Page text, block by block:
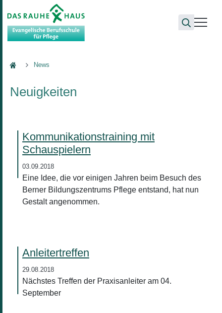
Berufsschule
News
Neuigkeiten
Kommunikationstraining mit
Schauspielern
03.09.2018
Eine Idee, die vor einigen Jahren beim Besuch des
Berner Bildungszentrums Pflege entstand, hat nun
Gestalt angenommen.
Anleitertreffen
29.08.2018
Nächstes Treffen der Praxisanleiter am 04.
September